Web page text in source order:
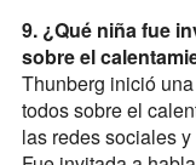
9. ¿Qué niña fue
sobre el
Thunberg inició
todos sobre el
las redes sociales